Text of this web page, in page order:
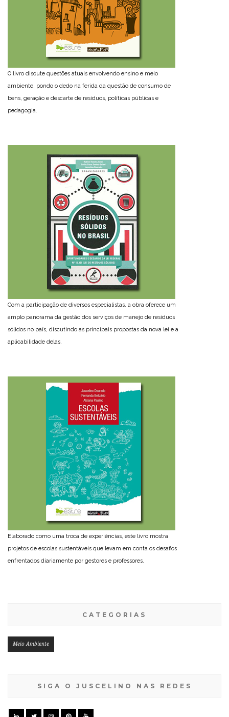
O livro discute questões atuais envolvendo ensino e meio
ambiente, pondo o dedo na ferida da questão de consumo de
bens, geração e descarte de resíduos, políticas públicas e
pedagogia.
Com a participação de diversos especialistas, a obra oferece um
amplo panorama da gestão dos serviços de manejo de resíduos
sólidos no país, discutindo as principais propostas da nova lei e a
aplicabilidade delas.
Elaborado como uma troca de experiências, este livro mostra
projetos de escolas sustentáveis que levam em conta os desafios
enfrentados diariamente por gestores e professores.
CATEGORIAS
Meio Ambiente
SIGA O JUSCELINO NAS REDES